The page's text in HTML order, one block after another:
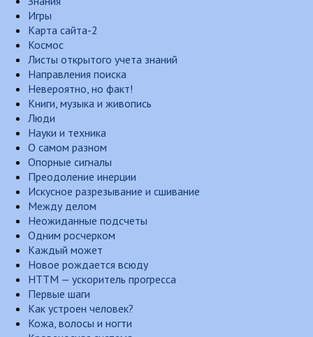
Игры
Карта сайта-2
Космос
Листы открытого учета знаний
Направления поиска
Невероятно, но факт!
Книги, музыка и живопись
Люди
Науки и техника
О самом разном
Опорные сигналы
Преодоление инерции
Искусное разрезывание и сшивание
Между делом
Неожиданные подсчеты
Одним росчерком
Каждый может
Новое рождается всюду
НТТМ — ускоритель прогресса
Первые шаги
Как устроен человек?
Кожа, волосы и ногти